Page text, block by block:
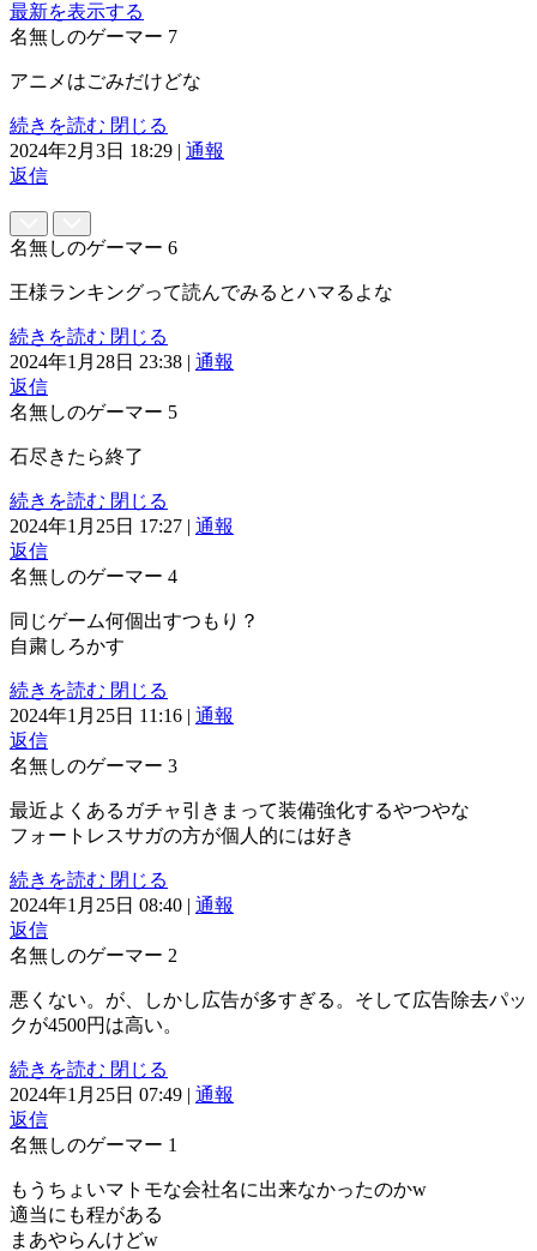
最新を表示する
名無しのゲーマー 7
アニメはごみだけどな
続きを読む 閉じる
2024年2月3日 18:29 | 通報
返信
名無しのゲーマー 6
王様ランキングって読んでみるとハマるよな
続きを読む 閉じる
2024年1月28日 23:38 | 通報
返信
名無しのゲーマー 5
石尽きたら終了
続きを読む 閉じる
2024年1月25日 17:27 | 通報
返信
名無しのゲーマー 4
同じゲーム何個出すつもり？
自粛しろかす
続きを読む 閉じる
2024年1月25日 11:16 | 通報
返信
名無しのゲーマー 3
最近よくあるガチャ引きまって装備強化するやつやな
フォートレスサガの方が個人的には好き
続きを読む 閉じる
2024年1月25日 08:40 | 通報
返信
名無しのゲーマー 2
悪くない。が、しかし広告が多すぎる。そして広告除去パッ
クが4500円は高い。
続きを読む 閉じる
2024年1月25日 07:49 | 通報
返信
名無しのゲーマー 1
もうちょいマトモな会社名に出来なかったのかw
適当にも程がある
まあやらんけどw